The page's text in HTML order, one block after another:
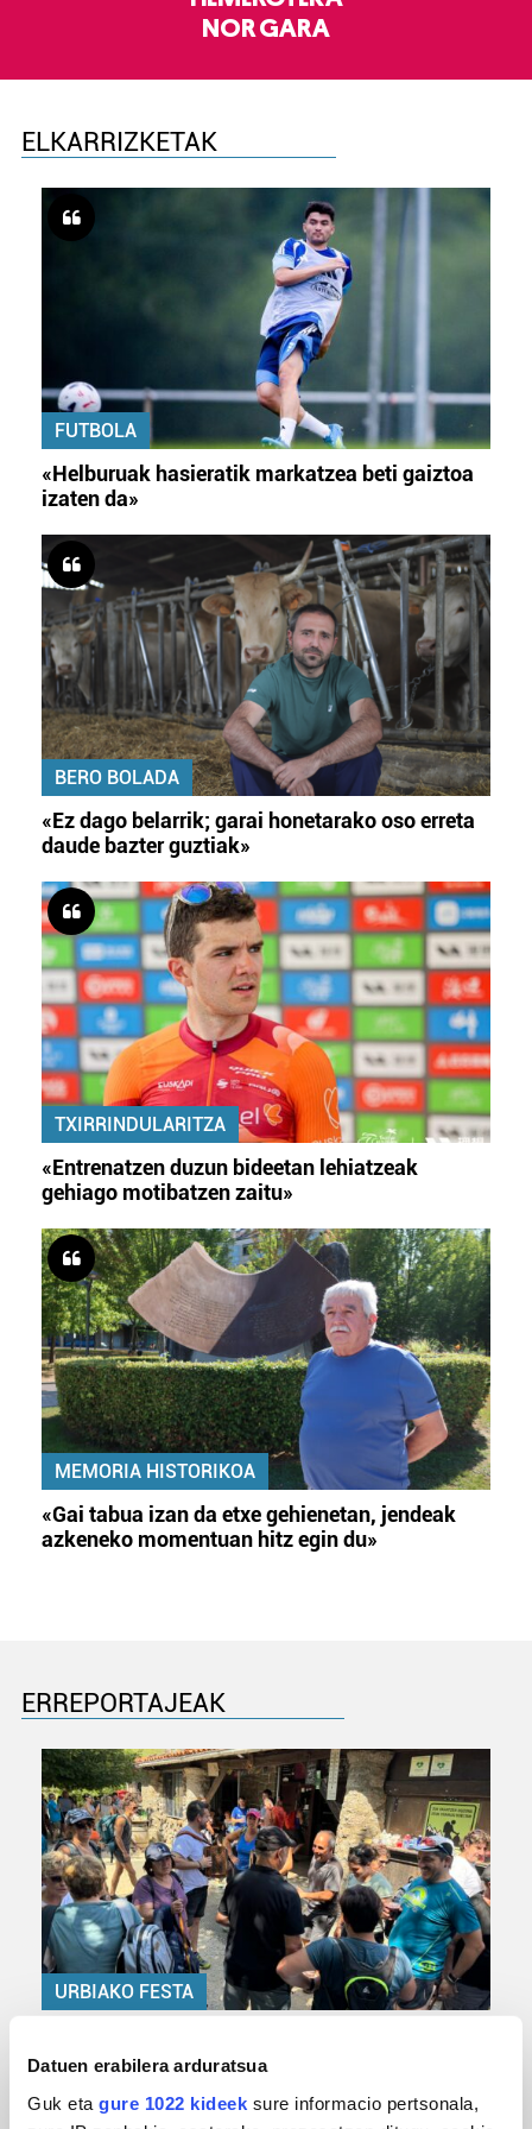
Datuen erabilera arduratsua
Guk eta gure 1022 kideek sure informacio pertsonala,
NOR GARA
ELKARRIZKETAK
FUTBOLA
«Helburuak hasieratik markatzea beti gaiztoa
izaten da»
BERO BOLADA
«Ez dago belarrik; garai honetarako oso erreta
daude bazter guztiak»
TXIRRINDULARITZA
«Entrenatzen duzun bideetan lehiatzeak
gehiago motibatzen zaitu»
MEMORIA HISTORIKOA
«Gai tabua izan da etxe gehienetan, jendeak
azkeneko momentuan hitz egin du»
ERREPORTAJEAK
URBIAKO FESTA